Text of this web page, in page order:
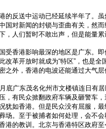
的反送中运动已经延续半年了。
国对新闻的封锁与歪曲有关，然
，人们暂时不敢出声，但是能量累
受香港影响最深的地区是广东。
改革开放时就成为“特区”，也是
之外，香港的电波还能通过大气
底广东茂名化州市文楼镇连日有
，有民众掀翻政府车辆及砸警车
犹如香港。但是民众没有屈服，
场。至于被捕者如何处理，会不
港的教训。北京与香港特区政府